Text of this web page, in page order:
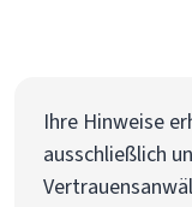
Ihre Hinweise
ausschließlich